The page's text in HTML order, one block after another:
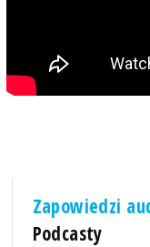
Zapowiedzi
Podcasty